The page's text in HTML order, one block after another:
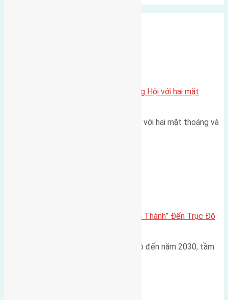
Một vị trí hiếm còn lại tại X1 Đông Hội với hai mặt
Một góc tái định cư X1 Đông Hội với hai mặt thoáng và
Đông Anh 2026: Từ “Huyện Ngoại Thành” Đến Trục Đô
Trong bối cảnh Quy hoạch Thủ đô đến năm 2030, tầm